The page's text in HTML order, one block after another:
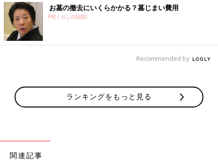
多くとれ、妊婦ごはんのおすすめです。塩分が
高くならないよう、だしのうまみを上手に使っ
焼ききのこのおろしあえ【妊婦ごはん・
です。パパがちょっとお料理が苦手でも作れ
る、簡単、ラクチンなシンプルメニューを紹介
妊娠中におススメのアプリ
お墓の撤去にいくらかかる？墓じまい費用
PR(くらしの話題)
Recommended by
ランキングをもっと見る
関連記事